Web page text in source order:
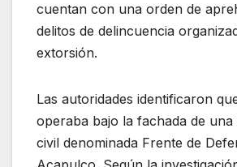
cuentan con una orden de
delitos de delincuencia
extorsión.
Las autoridades identificaron
operaba bajo la fachada de
civil denominada Frente de